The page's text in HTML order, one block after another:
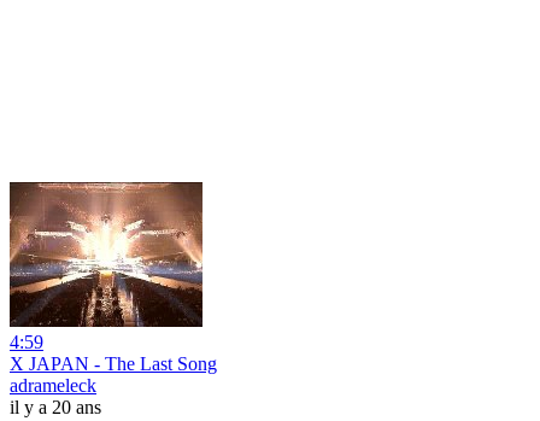
4:59
X JAPAN - The Last Song
adrameleck
il y a 20 ans